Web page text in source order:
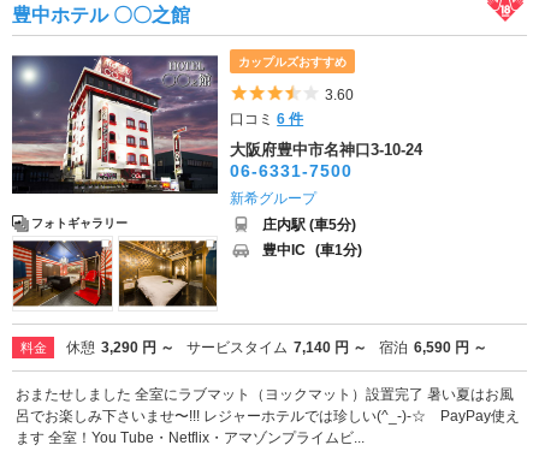
豊中ホテル 〇〇之館
フォトギャラリー
カップルズおすすめ
5つ星のうち3.5
3.60
口コミ6 件
大阪府豊中市名神口3-10-24
06-6331-7500
新希グループ
庄内駅 (車5分)
豊中IC (車1分)
料金 休憩 3,290 円 ～ サービスタイム 7,140 円 ～ 宿泊 6,590 円 ～
おまたせしました 全室にラブマット（ヨックマット）設置完了 暑い夏はお風
呂でお楽しみ下さいませ〜!!! レジャーホテルでは珍しい(^_-)-☆ PayPay使え
ます 全室！You Tube・Netflix・アマゾンプライムビ...